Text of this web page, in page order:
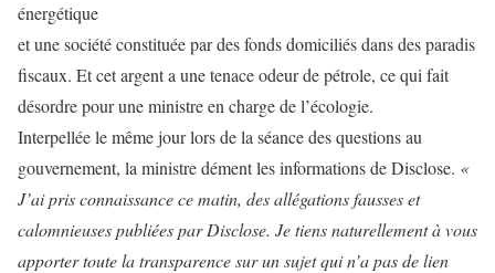
énergétique
et une société constituée par des fonds domiciliés dans des paradis
fiscaux. Et cet argent a une tenace odeur de pétrole, ce qui fait
désordre pour une ministre en charge de l’écologie.
Interpellée le même jour lors de la séance des questions au
gouvernement, la ministre dément les informations de Disclose. «
J’ai pris connaissance ce matin, des allégations fausses et
calomnieuses publiées par Disclose. Je tiens naturellement à vous
apporter toute la transparence sur un sujet qui n’a pas de lien